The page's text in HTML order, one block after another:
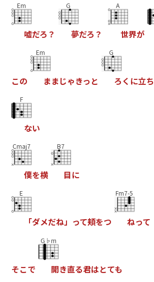
Em
嘘だろ ？
G
夢だろ ？
A
世界が
この
Em
ままじゃきっ と
G
ろ く に立ち
F
ない
Cmaj7
僕を横
B7
目に
E
「ダメだね」 って頬をつ
Fm7-5
ねって
そこで
G♭m
開き直る君はとても